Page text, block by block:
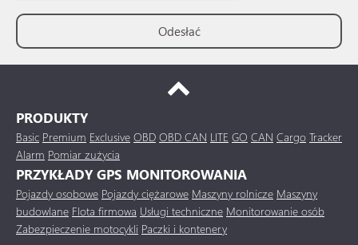
PRODUKTY
Basic Premium Exclusive OBD OBD CAN LITE GO CAN Cargo Tracker
Alarm Pomiar zużycia
PRZYKŁADY GPS MONITOROWANIA
Pojazdy osobowe Pojazdy ciężarowe Maszyny rolnicze Maszyny
budowlane Flota firmowa Usługi techniczne Monitorowanie osób
Zabezpieczenie motocykli Paczki i kontenery